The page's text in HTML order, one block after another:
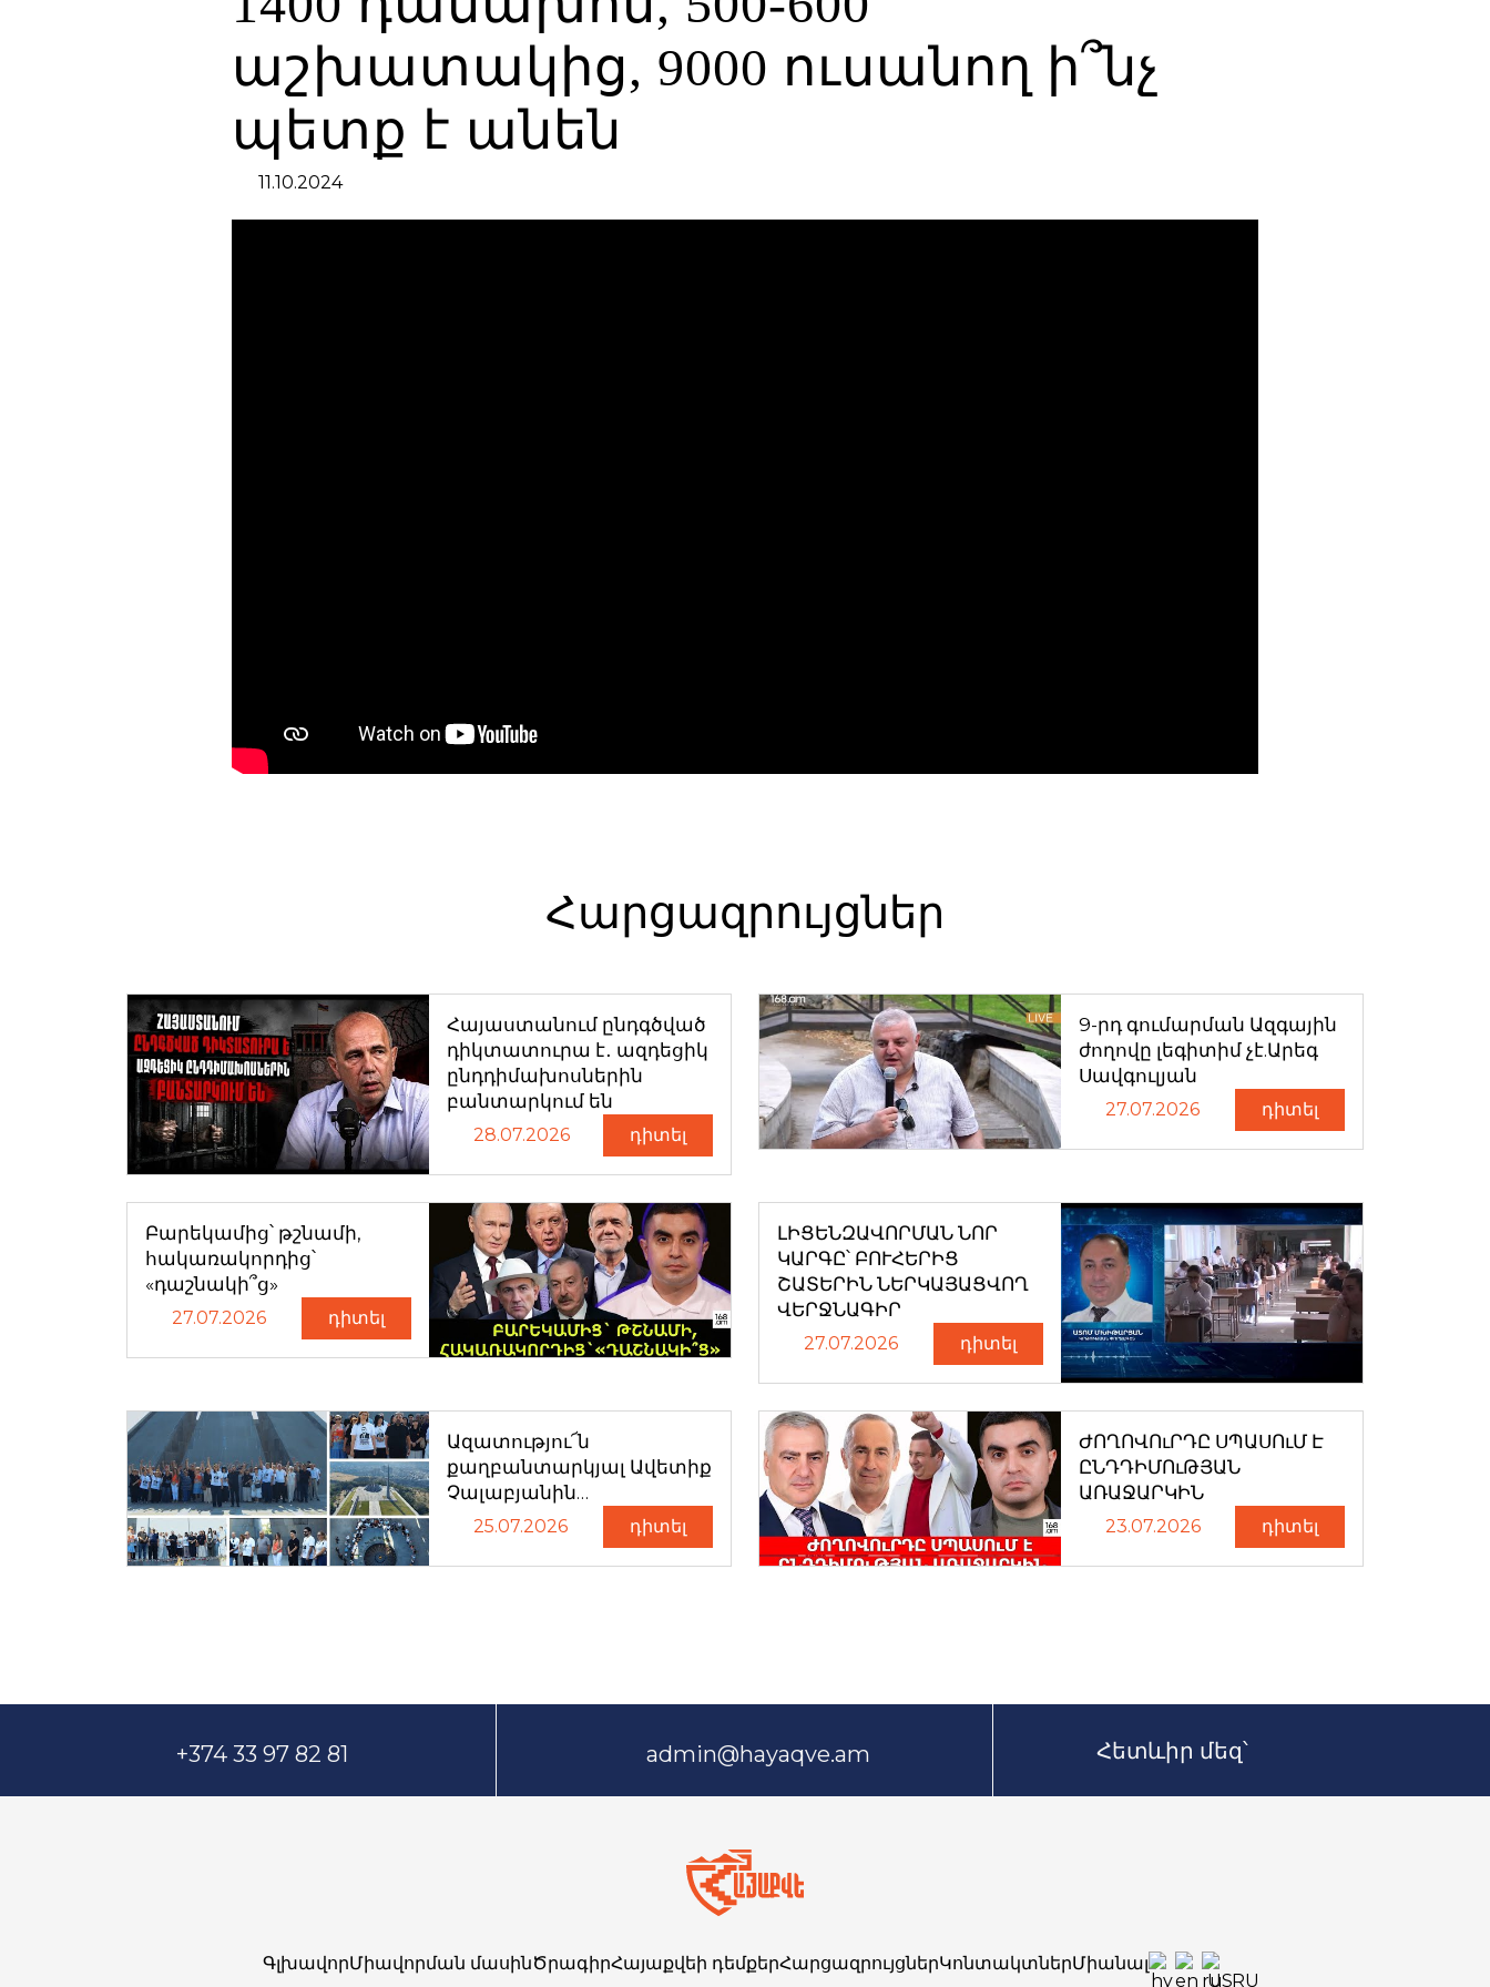
աշխատակից, 9000 ուսանող ի՞նչ
պետք է անեն
11.10.2024
Հարցազրույցներ
Հայաստանում ընդգծված
դիկտատուրա է․ ազդեցիկ
ընդդիմախոսներին
բանտարկում են
28.07.2026 դիտել
9-րդ գումարման Ազգային
ժողովը լեգիտիմ չէ.Արեգ
Սավգուլյան
27.07.2026 դիտել
Բարեկամից՝ թշնամի,
հակառակորդից՝
«դաշնակի՞ց»
27.07.2026 դիտել
ԼԻՑԵՆԶԱՎՈՐՄԱՆ ՆՈՐ
ԿԱՐԳԸ՝ ԲՈՒՀԵՐԻՑ
ՇԱՏԵՐԻՆ ՆԵՐԿԱՅԱՑՎՈՂ
ՎԵՐՋՆԱԳԻՐ
27.07.2026 դիտել
Ազատությու՜ն
քաղբանտարկյալ Ավետիք
Չալաբյանին…
25.07.2026 դիտել
ԺՈՂՈՎՈւՐԴԸ ՍՊԱՍՈւՄ Է
ԸՆԴԴԻՄՈւԹՅԱՆ
ԱՌԱՋԱՐԿԻՆ
23.07.2026 դիտել
+374 33 97 82 81 admin@hayaqve.am Հետևիր մեզ՝
ԳլխավորՄիավորման մասինԾրագիրՀայաքվեի դեմքերՀարցազրույցներԿոնտակտներՄիանալ